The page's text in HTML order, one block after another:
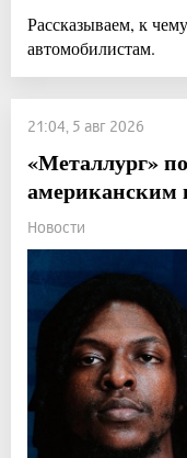
Рассказываем, к
автомобилистам.
21:04, 5 авг 2026
«Металлург»
американским
Новости